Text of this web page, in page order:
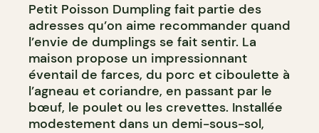
Petit Poisson Dumpling fait partie des
adresses qu’on aime recommander quand
l’envie de dumplings se fait sentir. La
maison propose un impressionnant
éventail de farces, du porc et ciboulette à
l’agneau et coriandre, en passant par le
bœuf, le poulet ou les crevettes. Installée
modestement dans un demi-sous-sol,